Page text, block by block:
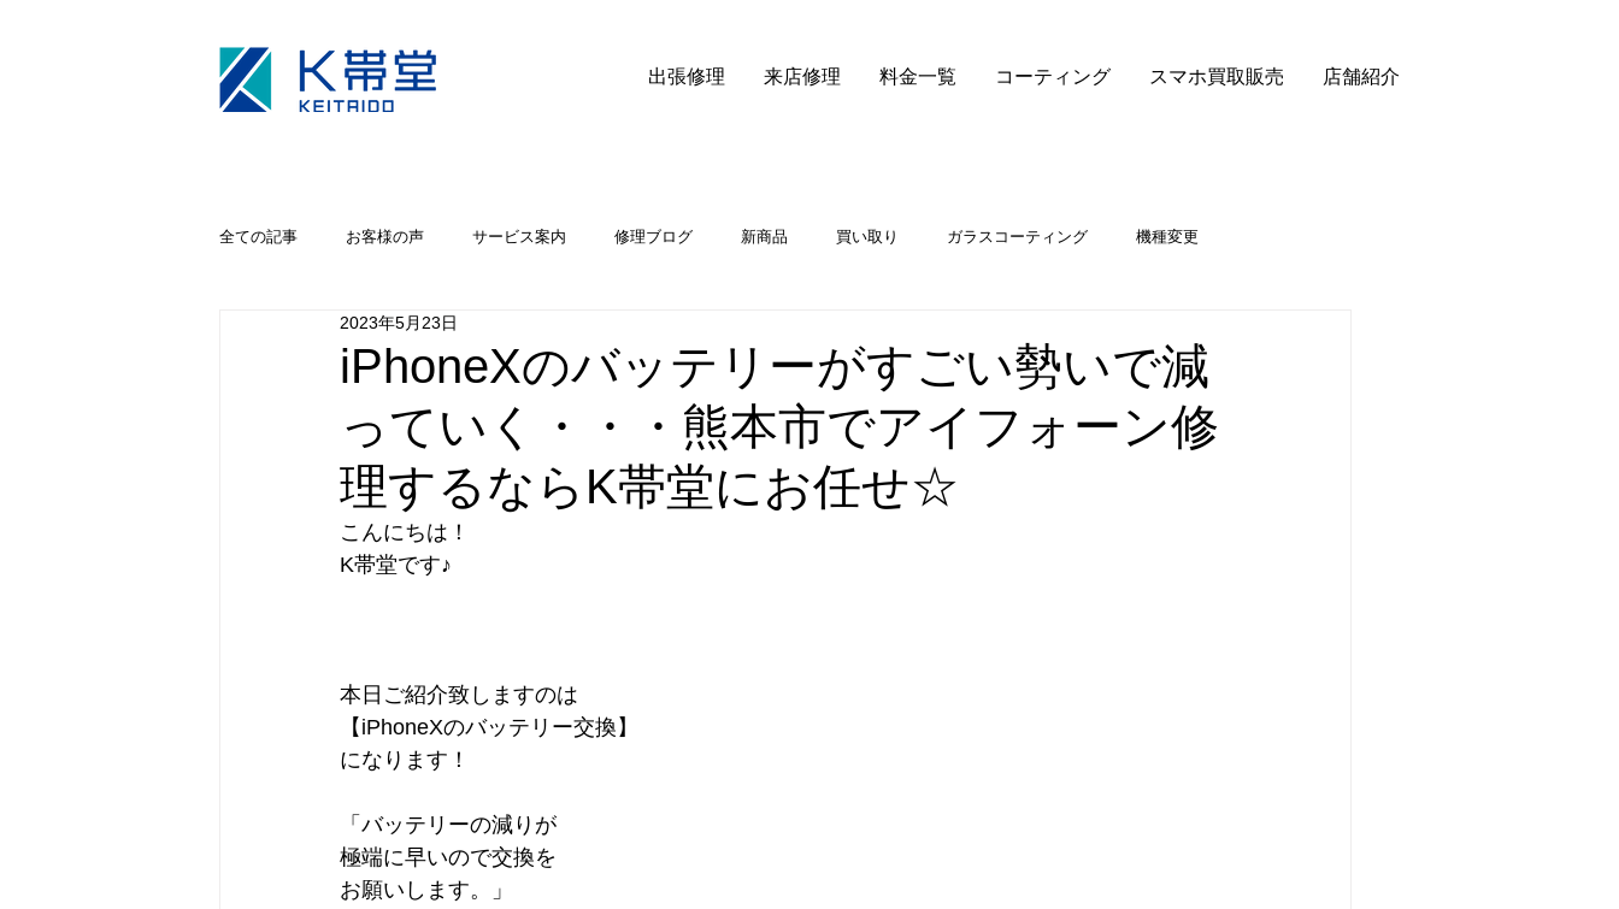
出張修理 来店修理 料金一覧 コーティング スマホ買取販売 店舗紹介
全ての記事 お客様の声 サービス案内 修理ブログ 新商品 買い取り ガラスコーティング 機種変更
キャンペーン iPhoneカメラ修理
iPhoneXのバッテリーがすごい勢いで減
っていく・・・熊本市でアイフォーン修
理するならK帯堂にお任せ☆
2023年5月23日
こんにちは！
K帯堂です♪
本日ご紹介致しますのは
【iPhoneXのバッテリー交換】
になります！
「バッテリーの減りが
極端に早いので交換を
お願いします。」